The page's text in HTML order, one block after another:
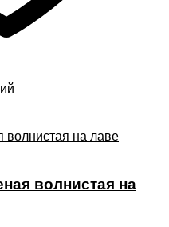
волнистая на